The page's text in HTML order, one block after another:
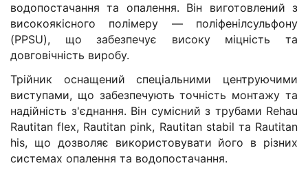
водопостачання та опалення. Він виготовлений з
високоякісного полімеру — поліфенілсульфону
(PPSU), що забезпечує високу міцність та
довговічність виробу.
Трійник оснащений спеціальними центруючими
виступами, що забезпечують точність монтажу та
надійність з'єднання. Він сумісний з трубами Rehau
Rautitan flex, Rautitan pink, Rautitan stabil та Rautitan
his, що дозволяє використовувати його в різних
системах опалення та водопостачання.